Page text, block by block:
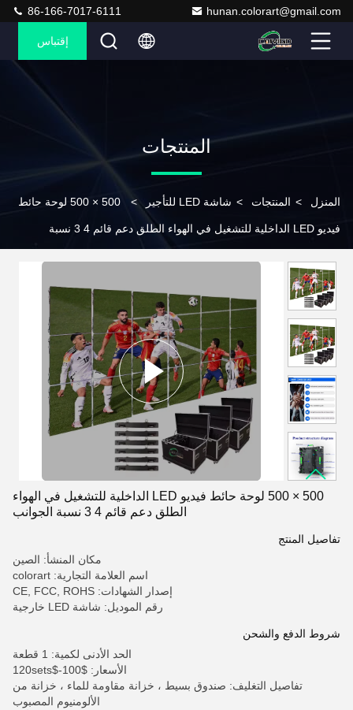
hunan.colorart@gmail.com
86-166-7017-6111
إقتباس
المنتجات
المنزل > المنتجات > شاشة LED للتأجير > 500 × 500 لوحة حائط
فيديو LED الداخلية للتشغيل في الهواء الطلق دعم قائم 4 3 نسبة
500 × 500 لوحة حائط فيديو LED الداخلية للتشغيل في الهواء
الطلق دعم قائم 4 3 نسبة الجوانب
تفاصيل المنتج
مكان المنشأ: الصين
اسم العلامة التجارية: colorart
إصدار الشهادات: CE, FCC, ROHS
رقم الموديل: شاشة LED خارجية
شروط الدفع والشحن
الحد الأدنى لكمية: 1 قطعة
الأسعار: $100-$120sets
تفاصيل التغليف: صندوق بسيط ، خزانة مقاومة للماء ، خزانة من
الألومنيوم المصبوب